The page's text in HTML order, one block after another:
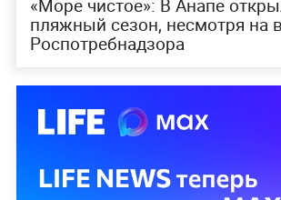
«Море чистое»: В Анапе
пляжный сезон, несмотря на
Роспотребнадзора